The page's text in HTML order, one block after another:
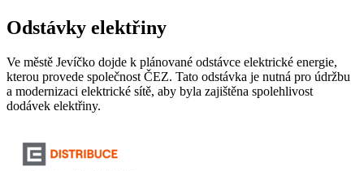
Odstávky elektřiny
Ve městě Jevíčko dojde k plánované odstávce elektrické energie,
kterou provede společnost ČEZ. Tato odstávka je nutná pro údržbu
a modernizaci elektrické sítě, aby byla zajištěna spolehlivost
dodávek elektřiny.